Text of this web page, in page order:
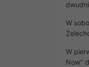
W
W
Now”